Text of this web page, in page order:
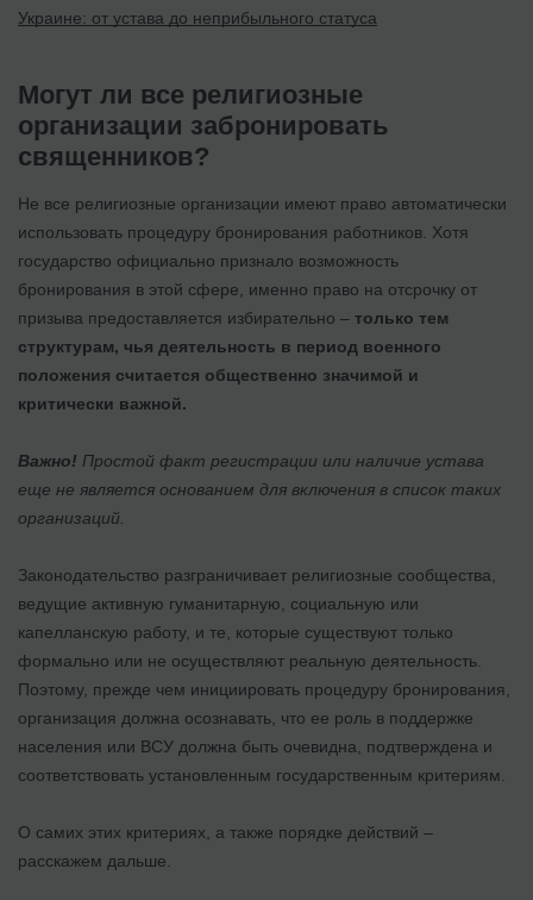
Украине: от устава до неприбыльного статуса
Могут ли все религиозные
организации забронировать
священников?
Не все религиозные организации имеют право автоматически
использовать процедуру бронирования работников. Хотя
государство официально признало возможность
бронирования в этой сфере, именно право на отсрочку от
призыва предоставляется избирательно – только тем
структурам, чья деятельность в период военного
положения считается общественно значимой и
критически важной.
Важно! Простой факт регистрации или наличие устава
еще не является основанием для включения в список таких
организаций.
Законодательство разграничивает религиозные сообщества,
ведущие активную гуманитарную, социальную или
капелланскую работу, и те, которые существуют только
формально или не осуществляют реальную деятельность.
Поэтому, прежде чем инициировать процедуру бронирования,
организация должна осознавать, что ее роль в поддержке
населения или ВСУ должна быть очевидна, подтверждена и
соответствовать установленным государственным критериям.
О самих этих критериях, а также порядке действий –
расскажем дальше.